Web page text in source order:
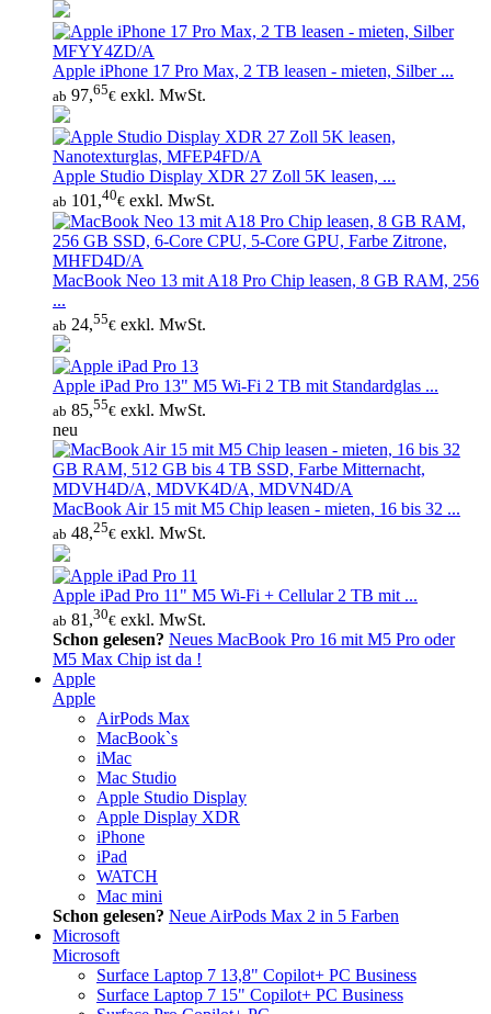
Apple iPhone 17 Pro Max, 2 TB leasen - mieten, Silber ...
ab 97,65€ exkl. MwSt.
Apple Studio Display XDR 27 Zoll 5K leasen, ...
ab 101,40€ exkl. MwSt.
MacBook Neo 13 mit A18 Pro Chip leasen, 8 GB RAM, 256
...
ab 24,55€ exkl. MwSt.
Apple iPad Pro 13" M5 Wi‑Fi 2 TB mit Standardglas ...
ab 85,55€ exkl. MwSt.
neu
MacBook Air 15 mit M5 Chip leasen - mieten, 16 bis 32 ...
ab 48,25€ exkl. MwSt.
Apple iPad Pro 11" M5 Wi‑Fi + Cellular 2 TB mit ...
ab 81,30€ exkl. MwSt.
Schon gelesen? Neues MacBook Pro 16 mit M5 Pro oder
M5 Max Chip ist da !
Apple
Apple
AirPods Max
MacBook`s
iMac
Mac Studio
Apple Studio Display
Apple Display XDR
iPhone
iPad
WATCH
Mac mini
Schon gelesen? Neue AirPods Max 2 in 5 Farben
Microsoft
Microsoft
Surface Laptop 7 13,8" Copilot+ PC Business
Surface Laptop 7 15" Copilot+ PC Business